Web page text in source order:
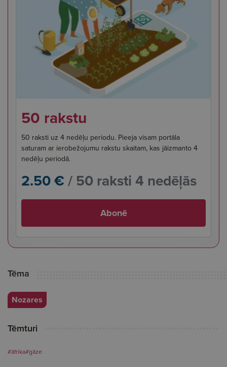
50 rakstu
50 raksti uz 4 nedēļu periodu. Pieeja visam portāla
saturam ar ierobežojumu rakstu skaitam, kas jāizmanto 4
nedēļu periodā.
2.50 €/ 50 raksti 4 nedēļās
Abonē
Tēma
Nozares
Tēmturi
#āfrika#gāze